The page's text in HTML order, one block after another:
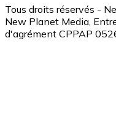
Tous droits réservés -
New Planet Media,
d'agrément CPPAP